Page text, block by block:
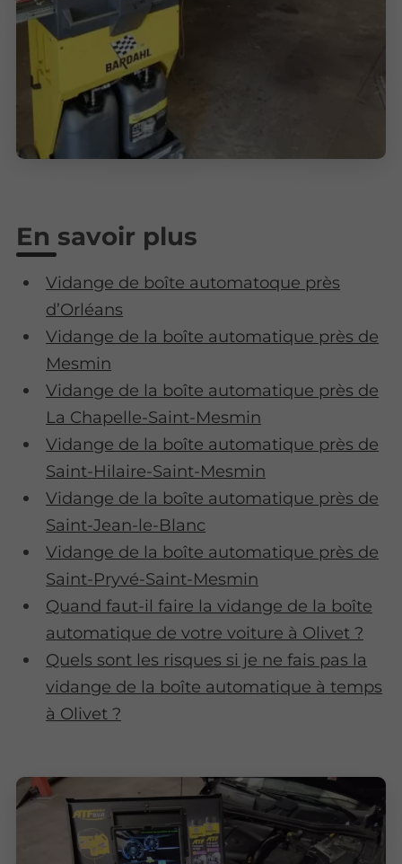
En savoir plus
Vidange de boîte automatoque près
d’Orléans
Vidange de la boîte automatique près de
Mesmin
Vidange de la boîte automatique près de
La Chapelle-Saint-Mesmin
Vidange de la boîte automatique près de
Saint-Hilaire-Saint-Mesmin
Vidange de la boîte automatique près de
Saint-Jean-le-Blanc
Vidange de la boîte automatique près de
Saint-Pryvé-Saint-Mesmin
Quand faut-il faire la vidange de la boîte
automatique de votre voiture à Olivet ?
Quels sont les risques si je ne fais pas la
vidange de la boîte automatique à temps
à Olivet ?